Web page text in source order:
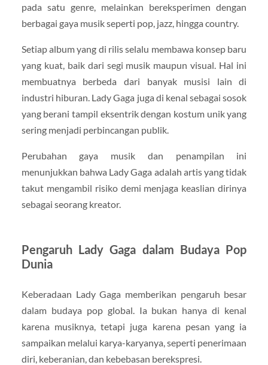
pada satu genre, melainkan bereksperimen dengan
berbagai gaya musik seperti pop, jazz, hingga country.
Setiap album yang di rilis selalu membawa konsep baru
yang kuat, baik dari segi musik maupun visual. Hal ini
membuatnya berbeda dari banyak musisi lain di
industri hiburan. Lady Gaga juga di kenal sebagai sosok
yang berani tampil eksentrik dengan kostum unik yang
sering menjadi perbincangan publik.
Perubahan gaya musik dan penampilan ini
menunjukkan bahwa Lady Gaga adalah artis yang tidak
takut mengambil risiko demi menjaga keaslian dirinya
sebagai seorang kreator.
Pengaruh Lady Gaga dalam Budaya Pop
Dunia
Keberadaan Lady Gaga memberikan pengaruh besar
dalam budaya pop global. Ia bukan hanya di kenal
karena musiknya, tetapi juga karena pesan yang ia
sampaikan melalui karya-karyanya, seperti penerimaan
diri, keberanian, dan kebebasan berekspresi.